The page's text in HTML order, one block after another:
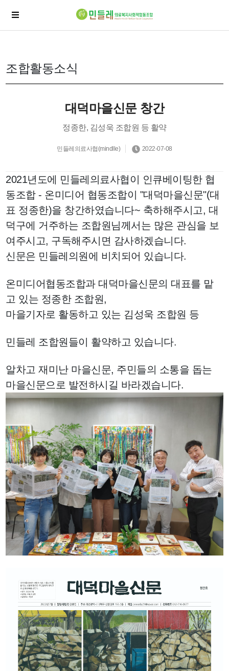
조합활동소식
대덕마을신문 창간
정종한, 김성욱 조합원 등 활약
민들레의료사협(mindlle) 2022-07-08
2021년도에 민들레의료사협이 인큐베이팅한 협
동조합 - 온미디어 협동조합이 "대덕마을신문"(대
표 정종한)을 창간하였습니다~ 축하해주시고, 대
덕구에 거주하는 조합원님께서는 많은 관심을 보
여주시고, 구독해주시면 감사하겠습니다.
신문은 민들레의원에 비치되어 있습니다.
온미디어협동조합과 대덕마을신문의 대표를 맡
고 있는 정종한 조합원,
마을기자로 활동하고 있는 김성욱 조합원 등
민들레 조합원들이 활약하고 있습니다.
알차고 재미난 마을신문, 주민들의 소통을 돕는
마을신문으로 발전하시길 바라겠습니다.